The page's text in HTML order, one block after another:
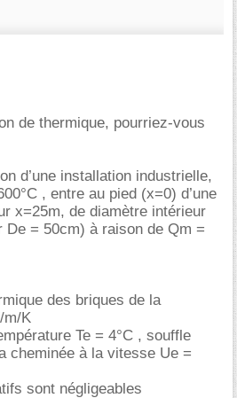
de thermique, pourriez-vous
d’une installation industrielle,
, entre au pied (x=0) d’une
x=25m, de diamètre intérieur
De = 50cm) à raison de Qm =
des briques de la
m/K
Te = 4°C , souffle
cheminée à la vitesse Ue =
sont négligeables